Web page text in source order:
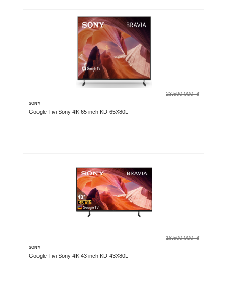
23.590.000 đ
SONY
Google Tivi Sony 4K 65 inch KD-65X80L
18.500.000 đ
SONY
Google Tivi Sony 4K 43 inch KD-43X80L